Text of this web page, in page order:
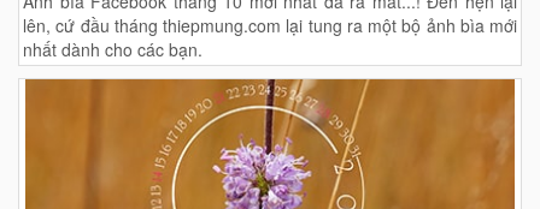
lên, cứ đầu tháng thiepmung.com lại tung ra một bộ ảnh bìa mới
nhất dành cho các bạn.